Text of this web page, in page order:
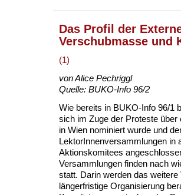
Das Profil der
Verschubmasse und
(1)
von Alice Pechriggl
Quelle: BUKO-Info 96/2
Wie bereits in BUKO-Info 96/1
sich im Zuge der Proteste
in Wien nominiert wurde und
LektorInnenversammlungen in
Aktionskomitees
Versammlungen finden nach
statt. Darin werden das weitere
längerfristige Organisierung